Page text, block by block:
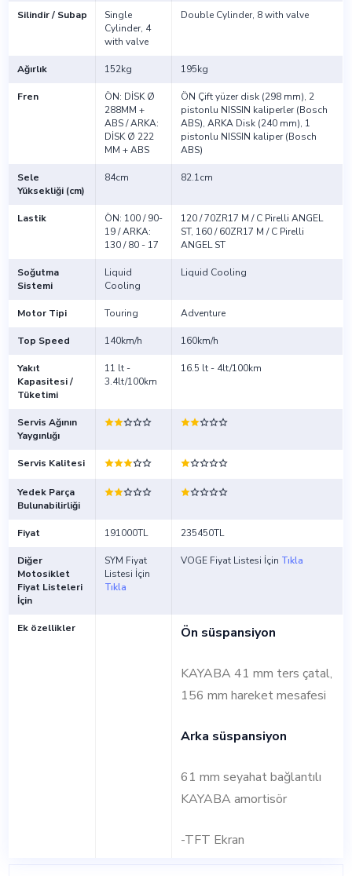
Silindir / Subap
Single
Cylinder, 4
with valve
Double Cylinder, 8 with valve
Ağırlık 152kg 195kg
Fren
ÖN: DİSK Ø
288MM +
ABS / ARKA:
DİSK Ø 222
MM + ABS
ÖN Çift yüzer disk (298 mm), 2
pistonlu NISSIN kaliperler (Bosch
ABS), ARKA Disk (240 mm), 1
pistonlu NISSIN kaliper (Bosch
ABS)
Sele
Yüksekliği (cm)
84cm 82.1cm
Lastik
ÖN: 100 / 90-
19 / ARKA:
130 / 80 - 17
120 / 70ZR17 M / C Pirelli ANGEL
ST, 160 / 60ZR17 M / C Pirelli
ANGEL ST
Soğutma
Sistemi
Liquid
Cooling
Liquid Cooling
Motor Tipi Touring Adventure
Top Speed 140km/h 160km/h
Yakıt
Kapasitesi /
Tüketimi
11 lt -
3.4lt/100km
16.5 lt - 4lt/100km
Servis Ağının
Yaygınlığı
Servis Kalitesi
Yedek Parça
Bulunabilirliği
Fiyat 191000TL 235450TL
Diğer
Motosiklet
Fiyat Listeleri
İçin
SYM Fiyat
Listesi İçin
Tıkla
VOGE Fiyat Listesi İçin Tıkla
Ek özellikler Ön süspansiyon
KAYABA 41 mm ters çatal,
156 mm hareket mesafesi
Arka süspansiyon
61 mm seyahat bağlantılı
KAYABA amortisör
-TFT Ekran